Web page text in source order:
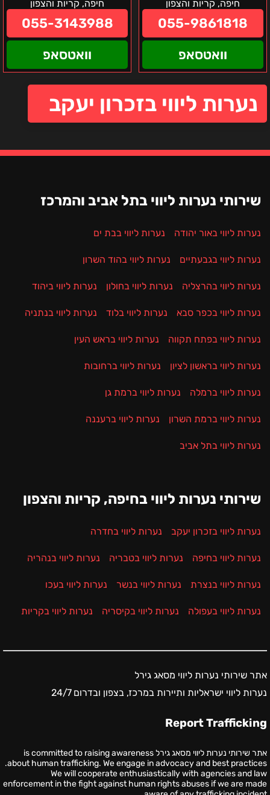
חיפה, קריות והצפון
055-9861818
וואטסאפ
חיפה, קריות והצפון
055-3143988
וואטסאפ
נערות ליווי בזכרון יעקב
שירותי נערות ליווי בתל אביב והמרכז
נערות ליווי באור יהודה נערות ליווי בבת ים
נערות ליווי בגבעתיים נערות ליווי בהוד השרון
נערות ליווי בהרצליה נערות ליווי בחולון נערות ליווי ביהוד
נערות ליווי בכפר סבא נערות ליווי בלוד נערות ליווי בנתניה
נערות ליווי בפתח תקווה נערות ליווי בראש העין
נערות ליווי בראשון לציון נערות ליווי ברחובות
נערות ליווי ברמלה נערות ליווי ברמת גן
נערות ליווי ברמת השרון נערות ליווי ברעננה
נערות ליווי בתל אביב
שירותי נערות ליווי בחיפה, קריות והצפון
נערות ליווי בזכרון יעקב נערות ליווי בחדרה
נערות ליווי בחיפה נערות ליווי בטבריה נערות ליווי בנהריה
נערות ליווי בנצרת נערות ליווי בנשר נערות ליווי בעכו
נערות ליווי בעפולה נערות ליווי בקיסריה נערות ליווי בקריות
אתר שירותי נערות ליווי מסאג גירל
נערות ליווי ישראליות ותיירות במרכז, בצפון ובדרום 24/7
Report Trafficking
אתר שירותי נערות ליווי מסאג גירל is committed to raising awareness
about human trafficking. We engage in advocacy and best practices.
We will cooperate enthusiastically with agencies and law
enforcement in the fight against human rights abuses if we are made